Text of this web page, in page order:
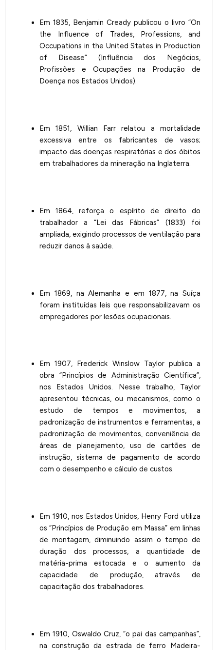
Em 1835, Benjamin Cready publicou o livro “On
the Influence of Trades, Professions, and
Occupations in the United States in Production
of Disease” (Influência dos Negócios,
Profissões e Ocupações na Produção de
Doença nos Estados Unidos).
Em 1851, Willian Farr relatou a mortalidade
excessiva entre os fabricantes de vasos;
impacto das doenças respiratórias e dos óbitos
em trabalhadores da mineração na Inglaterra.
Em 1864, reforça o espírito de direito do
trabalhador a “Lei das Fábricas” (1833) foi
ampliada, exigindo processos de ventilação para
reduzir danos à saúde.
Em 1869, na Alemanha e em 1877, na Suíça
foram instituídas leis que responsabilizavam os
empregadores por lesões ocupacionais.
Em 1907, Frederick Winslow Taylor publica a
obra “Princípios de Administração Científica”,
nos Estados Unidos. Nesse trabalho, Taylor
apresentou técnicas, ou mecanismos, como o
estudo de tempos e movimentos, a
padronização de instrumentos e ferramentas, a
padronização de movimentos, conveniência de
áreas de planejamento, uso de cartões de
instrução, sistema de pagamento de acordo
com o desempenho e cálculo de custos.
Em 1910, nos Estados Unidos, Henry Ford utiliza
os “Princípios de Produção em Massa” em linhas
de montagem, diminuindo assim o tempo de
duração dos processos, a quantidade de
matéria-prima estocada e o aumento da
capacidade de produção, através de
capacitação dos trabalhadores.
Em 1910, Oswaldo Cruz, “o pai das campanhas”,
na construção da estrada de ferro Madeira-